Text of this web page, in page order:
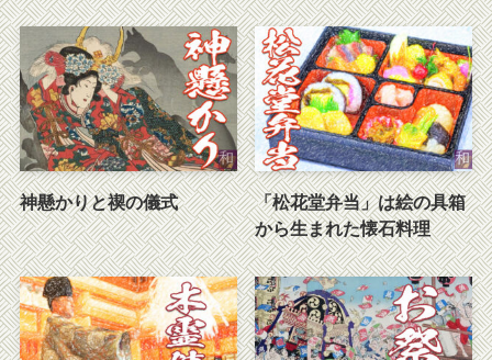
神懸かりと禊の儀式
「松花堂弁当」は絵の具箱
から生まれた懐石料理